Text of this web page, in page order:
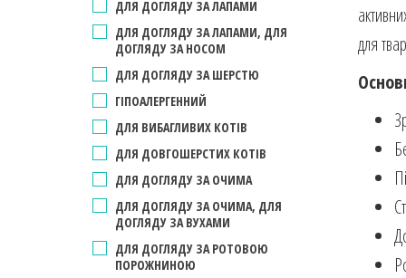
для
ДЛЯ ДОГЛЯДУ ЗА ЛАПАМИ
ДЛЯ ДОГЛЯДУ ЗА ЛАПАМИ, ДЛЯ
ДОГЛЯДУ ЗА НОСОМ
ДЛЯ ДОГЛЯДУ ЗА ШЕРСТЮ
ГІПОАЛЕРГЕННИЙ
ДЛЯ ВИБАГЛИВИХ КОТІВ
ДЛЯ ДОВГОШЕРСТИХ КОТІВ
ДЛЯ ДОГЛЯДУ ЗА ОЧИМА
ДЛЯ ДОГЛЯДУ ЗА ОЧИМА, ДЛЯ
ДОГЛЯДУ ЗА ВУХАМИ
ДЛЯ ДОГЛЯДУ ЗА РОТОВОЮ
ПОРОЖНИНОЮ